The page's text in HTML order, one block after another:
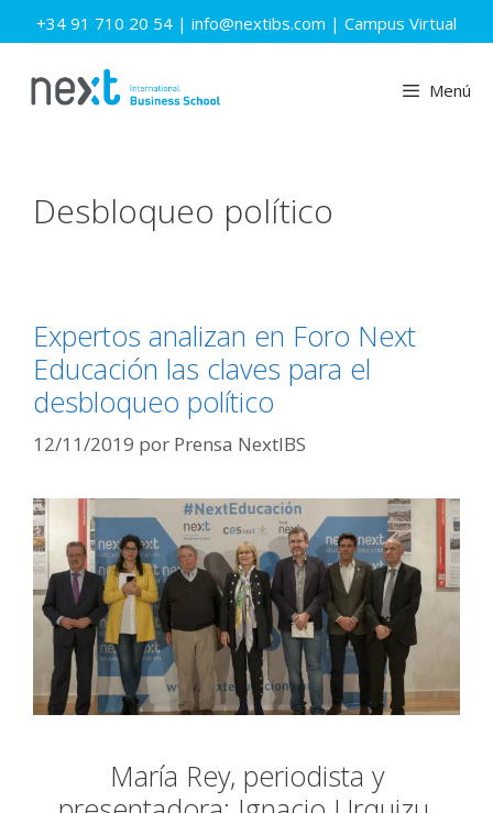
Saltar
al
+34 91 710 20 54 | info@nextibs.com | Campus Virtual
Menú
Desbloqueo político
Expertos analizan en Foro Next
Educación las claves para el
desbloqueo político
12/11/2019 por Prensa NextIBS
María Rey, periodista y